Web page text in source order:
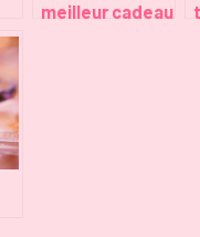
meilleur cadeau